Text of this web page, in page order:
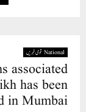
National قومی خبریں
associated
has been
in Mumbai.